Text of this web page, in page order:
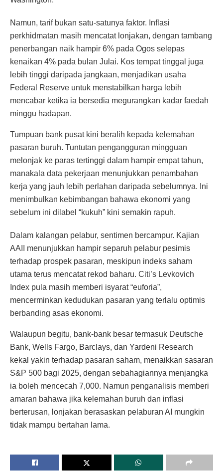
Namun, tarif bukan satu-satunya faktor. Inflasi
perkhidmatan masih mencatat lonjakan, dengan tambang
penerbangan naik hampir 6% pada Ogos selepas
kenaikan 4% pada bulan Julai. Kos tempat tinggal juga
lebih tinggi daripada jangkaan, menjadikan usaha
Federal Reserve untuk menstabilkan harga lebih
mencabar ketika ia bersedia megurangkan kadar faedah
minggu hadapan.
Tumpuan bank pusat kini beralih kepada kelemahan
pasaran buruh. Tuntutan pengangguran mingguan
melonjak ke paras tertinggi dalam hampir empat tahun,
manakala data pekerjaan menunjukkan penambahan
kerja yang jauh lebih perlahan daripada sebelumnya. Ini
menimbulkan kebimbangan bahawa ekonomi yang
sebelum ini dilabel “kukuh” kini semakin rapuh.
Dalam kalangan pelabur, sentimen bercampur. Kajian
AAII menunjukkan hampir separuh pelabur pesimis
terhadap prospek pasaran, meskipun indeks saham
utama terus mencatat rekod baharu. Citi’s Levkovich
Index pula masih memberi isyarat “euforia”,
mencerminkan kedudukan pasaran yang terlalu optimis
berbanding asas ekonomi.
Walaupun begitu, bank-bank besar termasuk Deutsche
Bank, Wells Fargo, Barclays, dan Yardeni Research
kekal yakin terhadap pasaran saham, menaikkan sasaran
S&P 500 bagi 2025, dengan sebahagiannya menjangka
ia boleh mencecah 7,000. Namun penganalisis memberi
amaran bahawa jika kelemahan buruh dan inflasi
berterusan, lonjakan berasaskan pelaburan AI mungkin
tidak mampu bertahan lama.